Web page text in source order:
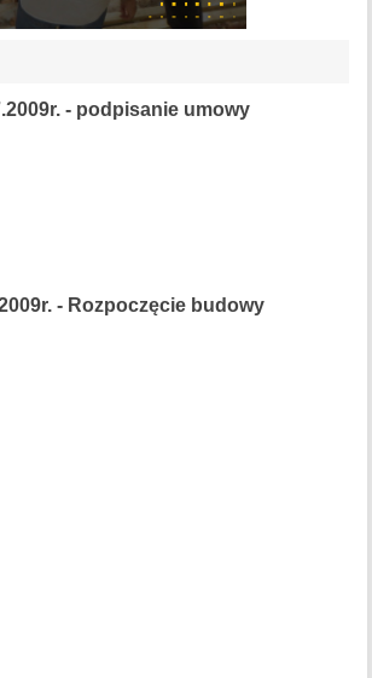
- podpisanie umowy
- Rozpoczęcie budowy